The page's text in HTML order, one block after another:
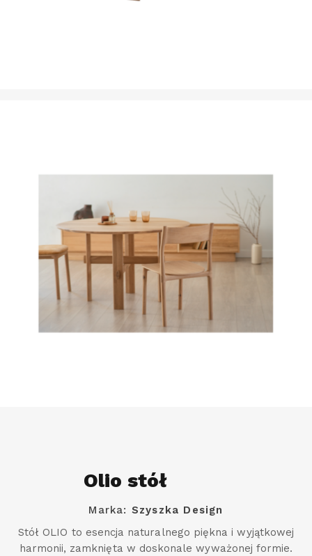
Olio stół
Marka: Szyszka Design
Stół OLIO to esencja naturalnego piękna i wyjątkowej
harmonii, zamknięta w doskonale wyważonej formie.